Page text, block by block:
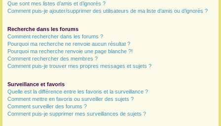
Que sont mes listes d’amis et d’ignorés ?
Comment puis-je ajouter/supprimer des utilisateurs de ma liste d’amis ou d’ignorés ?
Recherche dans les forums
Comment rechercher dans les forums ?
Pourquoi ma recherche ne renvoie aucun résultat ?
Pourquoi ma recherche renvoie une page blanche ?!
Comment rechercher des membres ?
Comment puis-je trouver mes propres messages et sujets ?
Surveillance et favoris
Quelle est la différence entre les favoris et la surveillance ?
Comment mettre en favoris ou surveiller des sujets ?
Comment surveiller des forums ?
Comment puis-je supprimer mes surveillances de sujets ?